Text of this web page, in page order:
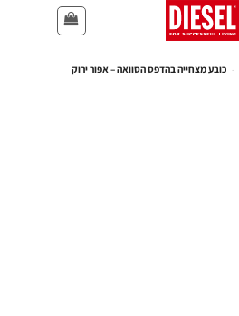
- כובע מצחייה בהדפס הסוואה – אפור ירוק